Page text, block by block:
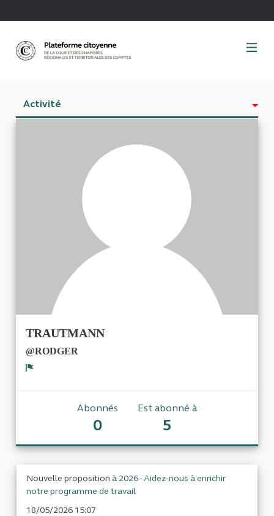
Activité
TRAUTMANN
@RODGER
Abonnés
0
Est abonné à
5
Nouvelle proposition à2026 - Aidez-nous à enrichir
notre programme de travail
18/05/2026 15:07